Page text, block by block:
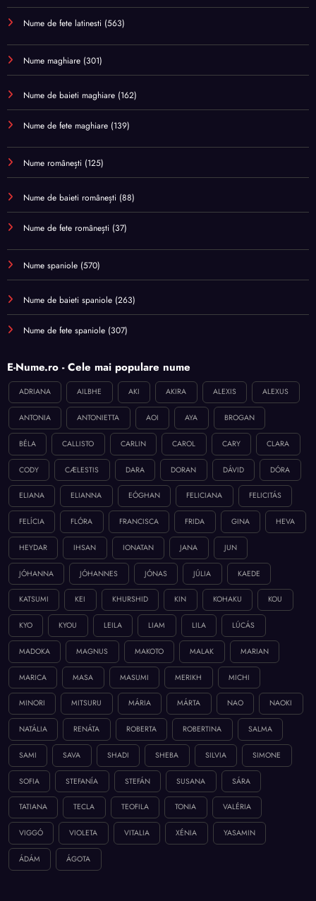
Nume de fete latinesti (563)
Nume maghiare (301)
Nume de baieti maghiare (162)
Nume de fete maghiare (139)
Nume românești (125)
Nume de baieti românești (88)
Nume de fete românești (37)
Nume spaniole (570)
Nume de baieti spaniole (263)
Nume de fete spaniole (307)
E-Nume.ro - Cele mai populare nume
ADRIANA AILBHE AKI AKIRA ALEXIS ALEXUS
ANTONIA ANTONIETTA AOI AYA BROGAN
BÉLA CALLISTO CARLIN CAROL CARY CLARA
CODY CÆLESTIS DARA DORAN DÁVID DÓRA
ELIANA ELIANNA EÓGHAN FELICIANA FELICITÁS
FELÍCIA FLÓRA FRANCISCA FRIDA GINA HEVA
HEYDAR IHSAN IONATAN JANA JUN
JÓHANNA JÓHANNES JÓNAS JÚLIA KAEDE
KATSUMI KEI KHURSHID KIN KOHAKU KOU
KYO KYOU LEILA LIAM LILA LÚCÁS
MADOKA MAGNUS MAKOTO MALAK MARIAN
MARICA MASA MASUMI MERIKH MICHI
MINORI MITSURU MÁRIA MÁRTA NAO NAOKI
NATÁLIA RENÁTA ROBERTA ROBERTINA SALMA
SAMI SAVA SHADI SHEBA SILVIA SIMONE
SOFIA STEFANÍA STEFÁN SUSANA SÁRA
TATIANA TECLA TEOFILA TONIA VALÉRIA
VIGGÓ VIOLETA VITALIA XÉNIA YASAMIN
ÁDÁM ÁGOTA